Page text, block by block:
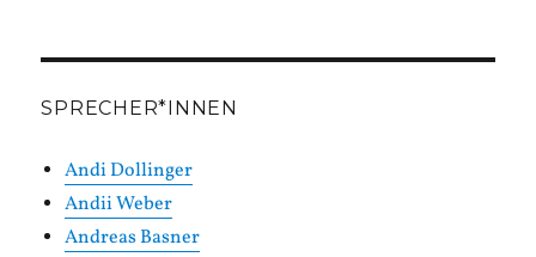
SPRECHER*INNEN
Andi Dollinger
Andii Weber
Andreas Basner